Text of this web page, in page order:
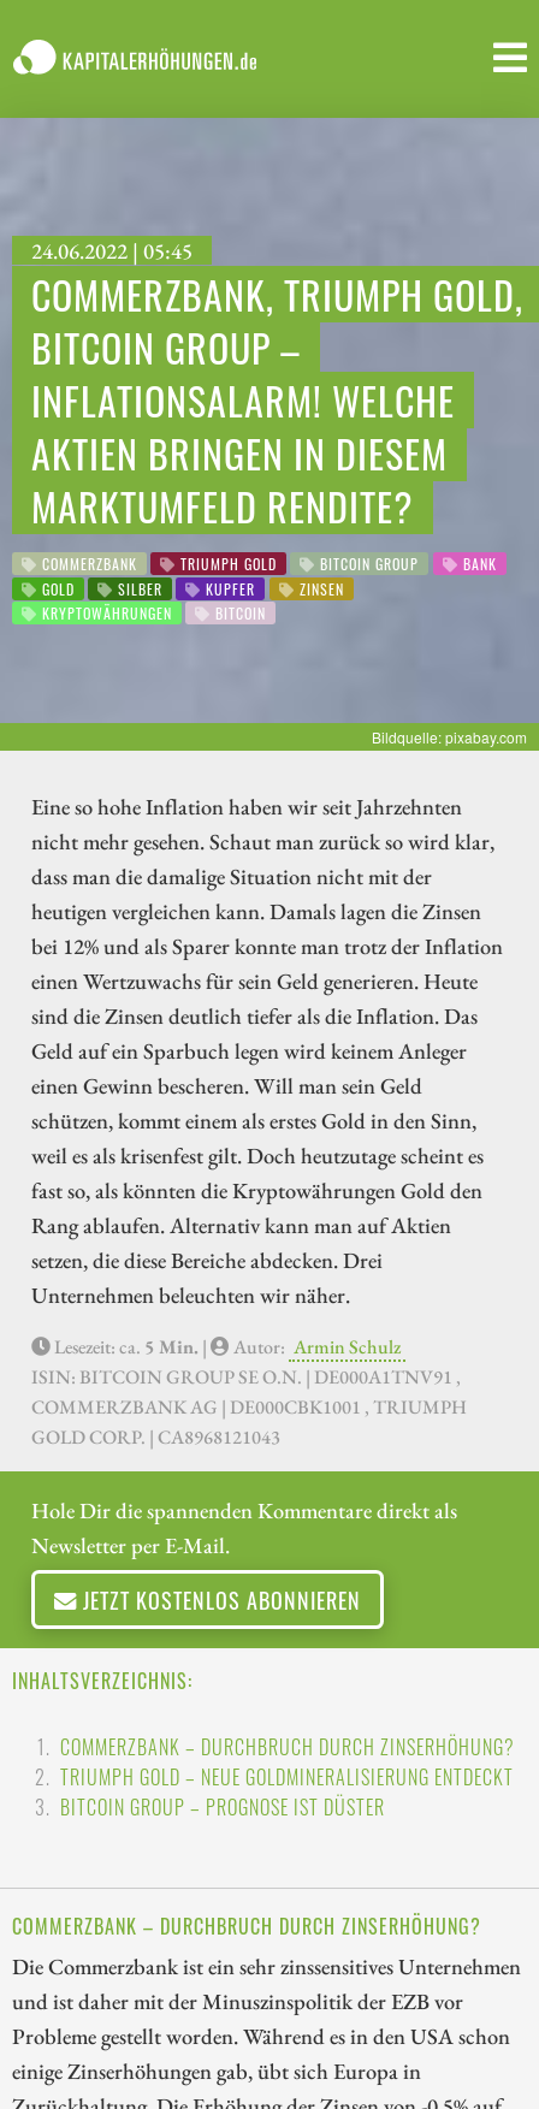
24.06.2022 | 05:45
COMMERZBANK, TRIUMPH GOLD,
BITCOIN GROUP –
INFLATIONSALARM! WELCHE
AKTIEN BRINGEN IN DIESEM
MARKTUMFELD RENDITE?
COMMERZBANK TRIUMPH GOLD BITCOIN GROUP
BANK
GOLD
SILBER KUPFER
ZINSEN
KRYPTOWÄHRUNGEN
BITCOIN
Bildquelle: pixabay.com
Eine so hohe Inflation haben wir seit Jahrzehnten
nicht mehr gesehen. Schaut man zurück so wird klar,
dass man die damalige Situation nicht mit der
heutigen vergleichen kann. Damals lagen die Zinsen
bei 12% und als Sparer konnte man trotz der Inflation
einen Wertzuwachs für sein Geld generieren. Heute
sind die Zinsen deutlich tiefer als die Inflation. Das
Geld auf ein Sparbuch legen wird keinem Anleger
einen Gewinn bescheren. Will man sein Geld
schützen, kommt einem als erstes Gold in den Sinn,
weil es als krisenfest gilt. Doch heutzutage scheint es
fast so, als könnten die Kryptowährungen Gold den
Rang ablaufen. Alternativ kann man auf Aktien
setzen, die diese Bereiche abdecken. Drei
Unternehmen beleuchten wir näher.
Lesezeit: ca. 5 Min. | Autor: Armin Schulz
ISIN: BITCOIN GROUP SE O.N. | DE000A1TNV91 ,
COMMERZBANK AG | DE000CBK1001 , TRIUMPH
GOLD CORP. | CA8968121043
Hole Dir die spannenden Kommentare direkt als
Newsletter per E-Mail.
JETZT KOSTENLOS ABONNIEREN
INHALTSVERZEICHNIS:
COMMERZBANK – DURCHBRUCH DURCH ZINSERHÖHUNG?
TRIUMPH GOLD – NEUE GOLDMINERALISIERUNG ENTDECKT
BITCOIN GROUP – PROGNOSE IST DÜSTER
COMMERZBANK – DURCHBRUCH DURCH ZINSERHÖHUNG?
Die Commerzbank ist ein sehr zinssensitives Unternehmen
und ist daher mit der Minuszinspolitik der EZB vor
Probleme gestellt worden. Während es in den USA schon
einige Zinserhöhungen gab, übt sich Europa in